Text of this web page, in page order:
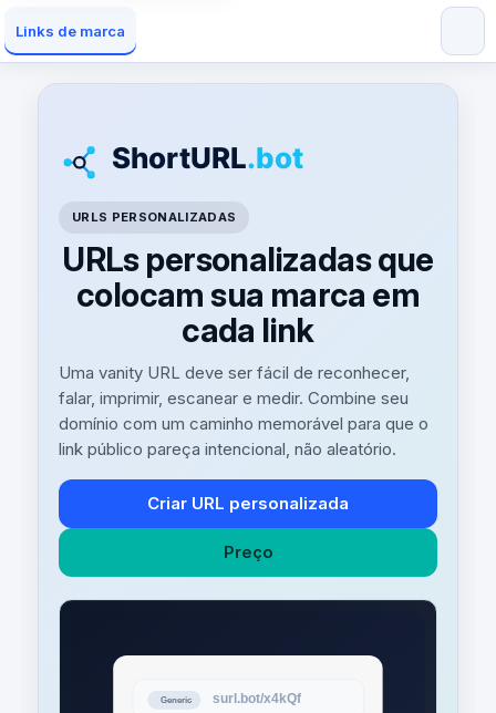
Links de marca
URLS PERSONALIZADAS
URLs personalizadas que
colocam sua marca em
cada link
Uma vanity URL deve ser fácil de reconhecer,
falar, imprimir, escanear e medir. Combine seu
domínio com um caminho memorável para que o
link público pareça intencional, não aleatório.
Criar URL personalizada
Preço